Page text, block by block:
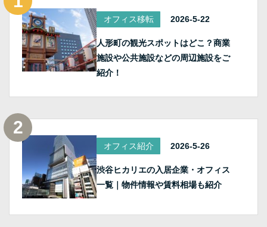
オフィス移転 2026-5-22
人形町の観光スポットはどこ？商業
施設や公共施設などの周辺施設をご
紹介！
オフィス紹介 2026-5-26
渋谷ヒカリエの入居企業・オフィス
一覧｜物件情報や賃料相場も紹介